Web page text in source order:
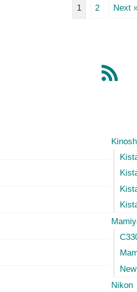
1 2 Next
Nikon